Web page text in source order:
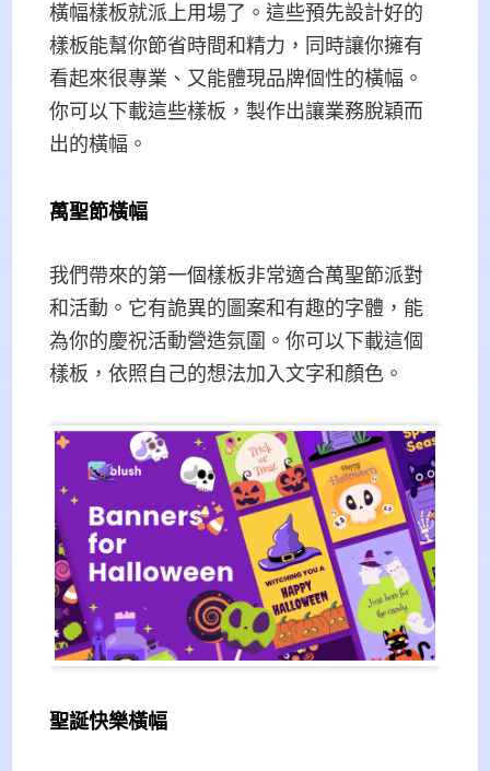
橫幅樣板就派上用場了。這些預先設計好的
樣板能幫你節省時間和精力，同時讓你擁有
看起來很專業、又能體現品牌個性的橫幅。
你可以下載這些樣板，製作出讓業務脫穎而
出的橫幅。
萬聖節橫幅
我們帶來的第一個樣板非常適合萬聖節派對
和活動。它有詭異的圖案和有趣的字體，能
為你的慶祝活動營造氛圍。你可以下載這個
樣板，依照自己的想法加入文字和顏色。
聖誕快樂橫幅